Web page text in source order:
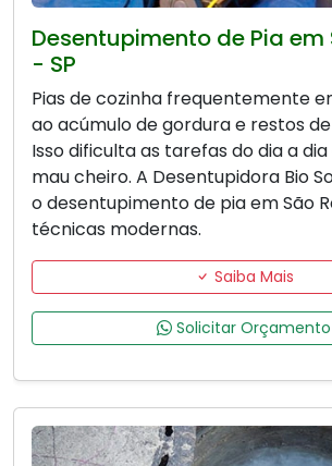
Desentupimento de Pia em
- SP
Pias de cozinha frequentemente
ao acúmulo de gordura e restos
Isso dificulta as tarefas do dia a
mau cheiro. A Desentupidora Bio
o desentupimento de pia em São
técnicas modernas.
Saiba Mais
Solicitar Orçamento